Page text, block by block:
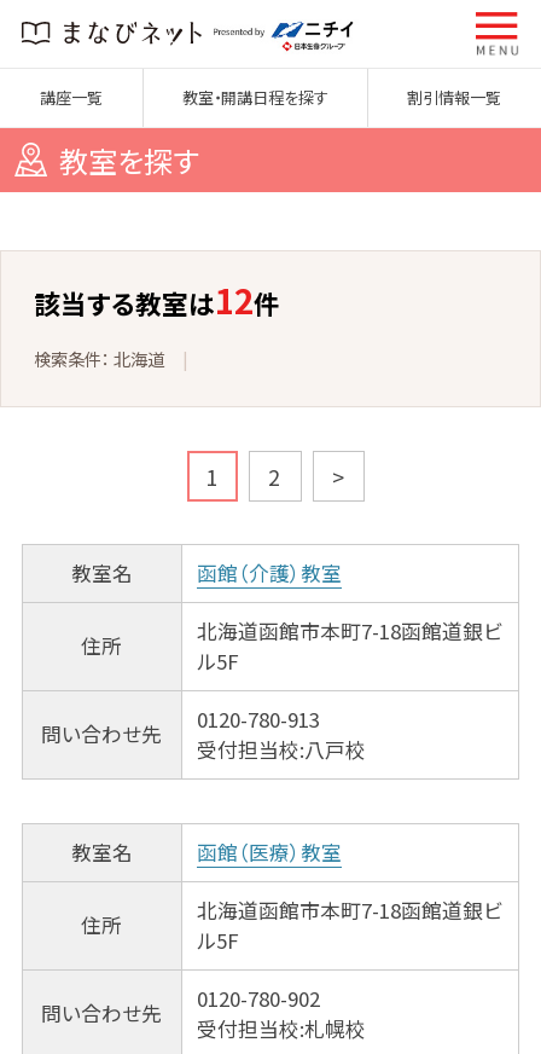
講座一覧 教室・開講日程を探す 割引情報一覧
教室を探す
該当する教室は12件
北海道
1 2 >
教室名 函館（介護）教室
住所
北海道函館市本町7-18函館道銀ビ
ル5F
問い合わせ先
0120-780-913
受付担当校:八戸校
教室名 函館（医療）教室
住所
北海道函館市本町7-18函館道銀ビ
ル5F
問い合わせ先
0120-780-902
受付担当校:札幌校